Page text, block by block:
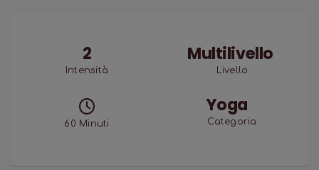
2
Intensità
Multilivello
Livello
60 Minuti
Yoga
Categoria